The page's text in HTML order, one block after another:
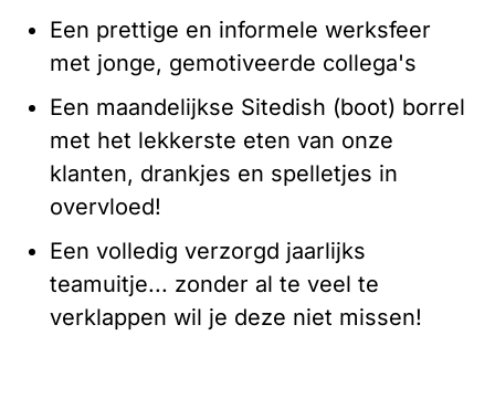
Een prettige en informele werksfeer
met jonge, gemotiveerde collega's
Een maandelijkse Sitedish (boot) borrel
met het lekkerste eten van onze
klanten, drankjes en spelletjes in
overvloed!
Een volledig verzorgd jaarlijks
teamuitje... zonder al te veel te
verklappen wil je deze niet missen!